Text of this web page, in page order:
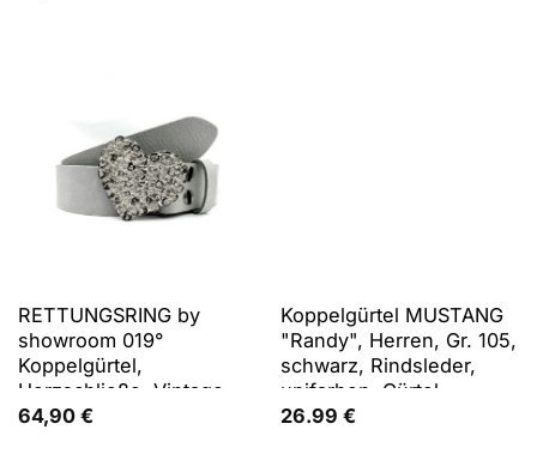
RETTUNGSRING by
showroom 019°
Koppelgürtel,
Herzschließe, Vintage-
Look, Vollrindleder
64,90 €
Koppelgürtel MUSTANG
"Randy", Herren, Gr. 105,
schwarz, Rindsleder,
unifarben, Gürtel
Koppelgürtel, mit
26.99 €